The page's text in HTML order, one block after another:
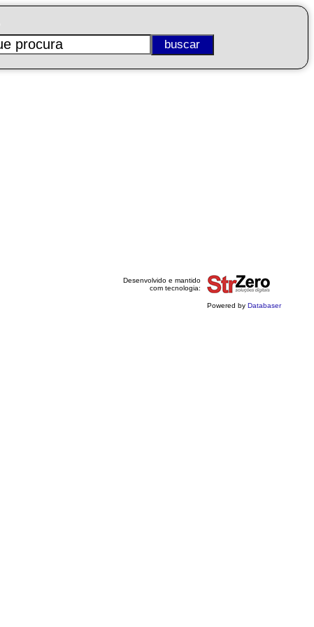
Desenvolvido e mantido
com tecnologia:
Powered by Databaser